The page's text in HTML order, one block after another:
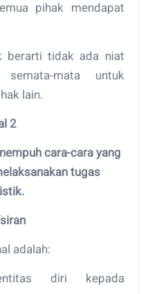
pihak mendapat
berarti tidak ada niat
mata untuk
lain.
2
cara-cara yang
tugas
adalah:
diri kepada